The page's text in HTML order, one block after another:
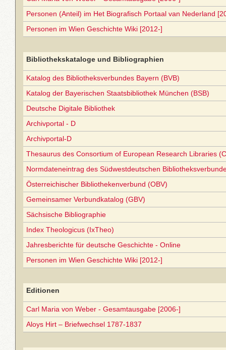
Personen (Anteil) im Het Biografisch Portaal van Nederland
Personen im Wien Geschichte Wiki [2012-]
Bibliothekskataloge und Bibliographien
Katalog des Bibliotheksverbundes Bayern (BVB)
Katalog der Bayerischen Staatsbibliothek München (BSB)
Deutsche Digitale Bibliothek
Archivportal - D
Archivportal-D
Thesaurus des Consortium of European Research Libraries
Normdateneintrag des Südwestdeutschen
Österreichischer Bibliothekenverbund (OBV)
Gemeinsamer Verbundkatalog (GBV)
Sächsische Bibliographie
Index Theologicus (IxTheo)
Jahresberichte für deutsche Geschichte - Online
Personen im Wien Geschichte Wiki [2012-]
Editionen
Carl Maria von Weber - Gesamtausgabe [2006-]
Aloys Hirt – Briefwechsel 1787-1837